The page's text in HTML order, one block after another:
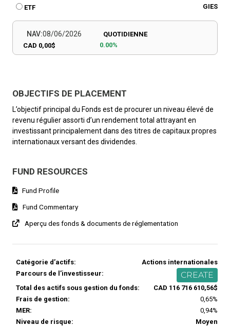
ETF
GIES
NAV:08/06/2026
CAD 0,00$
QUOTIDIENNE
0.00%
OBJECTIFS DE PLACEMENT
L’objectif principal du Fonds est de procurer un niveau élevé de
revenu régulier assorti d’un rendement total attrayant en
investissant principalement dans des titres de capitaux propres
internationaux versant des dividendes.
FUND RESOURCES
Fund Profile
Fund Commentary
Aperçu des fonds & documents de réglementation
Catégorie d’actifs:
Actions internationales
Parcours de l’investisseur:
CREATE
Total des actifs sous gestion du fonds:
CAD 116 716 610,56$
Frais de gestion:
0,65%
MER:
0,94%
Niveau de risque:
Moyen